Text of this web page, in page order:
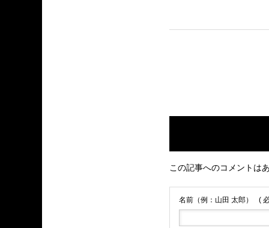
この記事へのコメントは
名前（例：山田 太郎） (